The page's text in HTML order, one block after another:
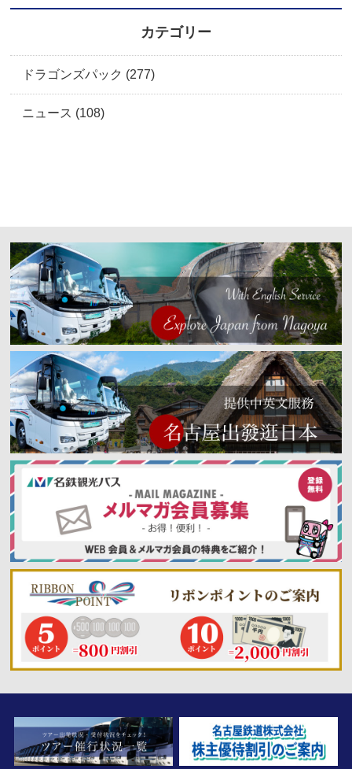
カテゴリー
ドラゴンズパック (277)
ニュース (108)